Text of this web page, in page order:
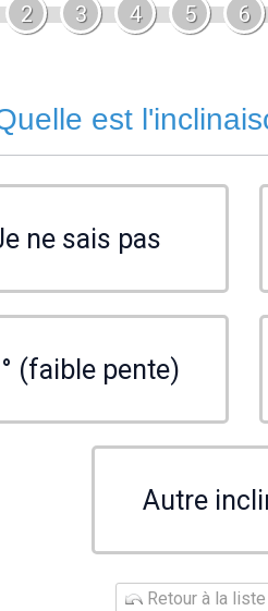
2
3 4 5 6
est
ne sais pas
(faible pente)
Autre
Retour à la